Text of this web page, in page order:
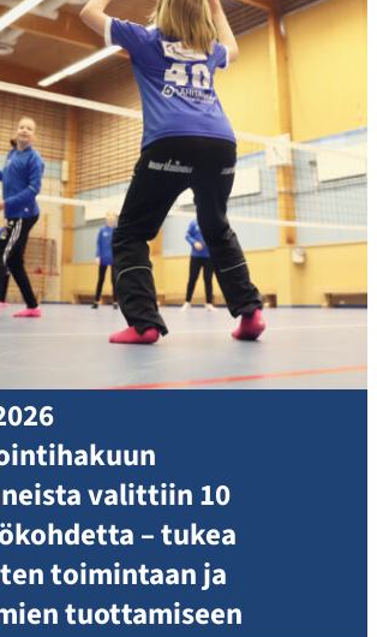
valittiin 10
– tukea
toimintaan ja
tuottamiseen